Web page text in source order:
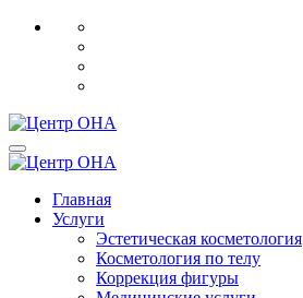
Главная
Услуги
Эстетическая косметология
Косметология по телу
Коррекция фигуры